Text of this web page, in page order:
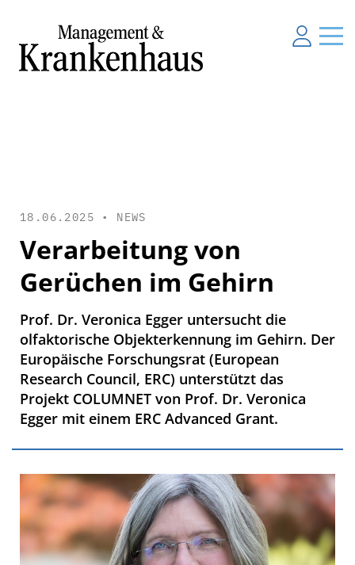
18.06.2025 • NEWS
Verarbeitung von
Gerüchen im Gehirn
Prof. Dr. Veronica Egger untersucht die
olfaktorische Objekterkennung im Gehirn. Der
Europäische Forschungsrat (European
Research Council, ERC) unterstützt das
Projekt COLUMNET von Prof. Dr. Veronica
Egger mit einem ERC Advanced Grant.